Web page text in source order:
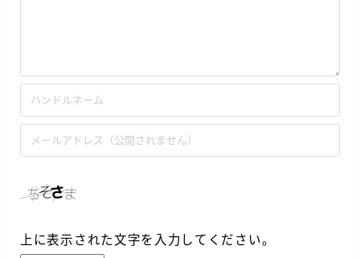
上に表示された文字を入力してください。